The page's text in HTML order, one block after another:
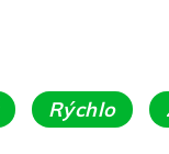
Rýchlo